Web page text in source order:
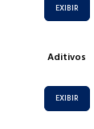
EXIBIR
Aditivos
EXIBIR